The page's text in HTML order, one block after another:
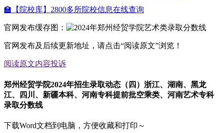
🏫【院校库】2800多所院校信息在线查询
官网发布缓存图：
官网发布及后续更新地址，请点击“阅读原文”浏览！
阅读原文内容投诉
郑州经贸学院2024年招生录取动态（四）浙江、湖南、黑龙
江、四川、新疆本科、河南专科提前批空乘类、河南艺术专科
录取分数线
下载Word文档到电脑，方便收藏和打印～